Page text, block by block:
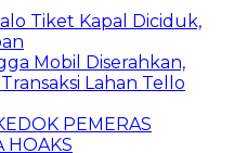
Tiket Kapal Diciduk,
Mobil Diserahkan,
Lahan Tello
PEMERAS
HOAKS